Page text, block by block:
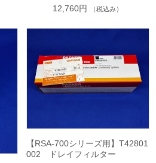
12,760円
（税込み）
【RSA-700シリーズ用】T42801
002 ドレイフィルター